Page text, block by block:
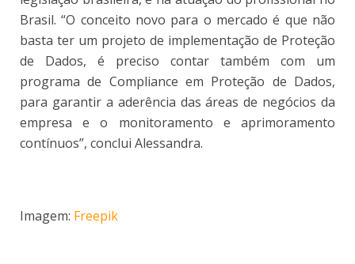
Brasil. “O conceito novo para o mercado é que não
basta ter um projeto de implementação de Proteção
de Dados, é preciso contar também com um
programa de Compliance em Proteção de Dados,
para garantir a aderência das áreas de negócios da
empresa e o monitoramento e aprimoramento
contínuos”, conclui Alessandra.
Imagem: Freepik